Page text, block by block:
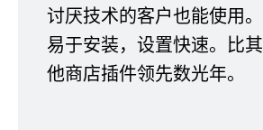
讨厌技术的客户也能使用。
易于安装，设置快速。比其
他商店插件领先数光年。